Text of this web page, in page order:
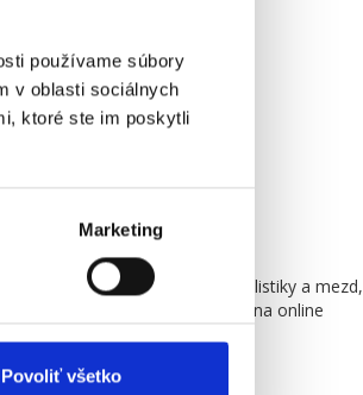
používame súbory
v oblasti sociálnych
ktoré ste im poskytli
Marketing
Povoliť všetko
pro zpracování personalistiky a mezd,
je v plném rozsahu nahrazena online